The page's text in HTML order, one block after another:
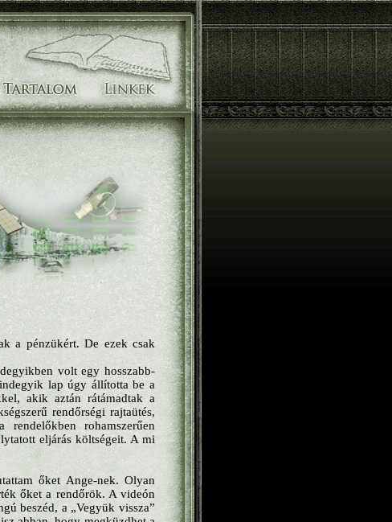
a pénzükért. De ezek csak
volt egy hosszabb-
lap úgy állította be a
akik aztán rátámadtak a
rendőrségi rajtaütés,
rendelőkben rohamszerűen
eljárás költségeit. A mi
őket Ange-nek. Olyan
őket a rendőrök. A videón
beszéd, a „Vegyük vissza”